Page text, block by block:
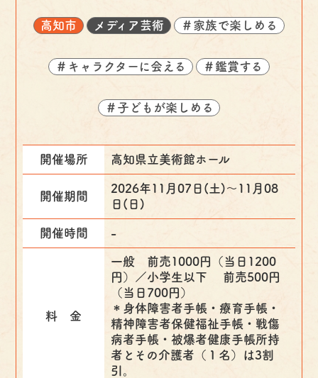
高知市 メディア芸術 ＃家族で楽しめる
＃キャラクターに会える ＃鑑賞する
＃子どもが楽しめる
開催場所 高知県立美術館ホール
開催期間
2026年11月07日(土)〜11月08
日(日)
開催時間 -
料 金
一般 前売1000円（当日1200
円）／小学生以下 前売500円
（当日700円）
＊身体障害者手帳・療育手帳・
精神障害者保健福祉手帳・戦傷
病者手帳・被爆者健康手帳所持
者とその介護者（１名）は3割
引。